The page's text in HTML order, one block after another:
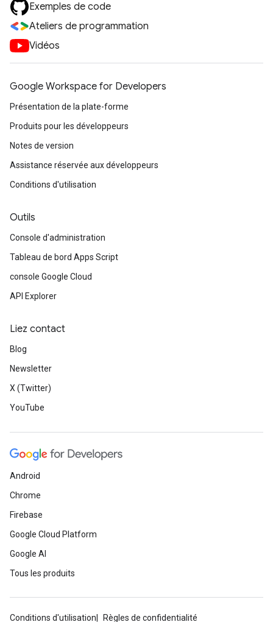
Exemples de code
Ateliers de programmation
Vidéos
Google Workspace for Developers
Présentation de la plate-forme
Produits pour les développeurs
Notes de version
Assistance réservée aux développeurs
Conditions d'utilisation
Outils
Console d'administration
Tableau de bord Apps Script
console Google Cloud
API Explorer
Liez contact
Blog
Newsletter
X (Twitter)
YouTube
Android
Chrome
Firebase
Google Cloud Platform
Google AI
Tous les produits
Conditions d'utilisation Règles de confidentialité